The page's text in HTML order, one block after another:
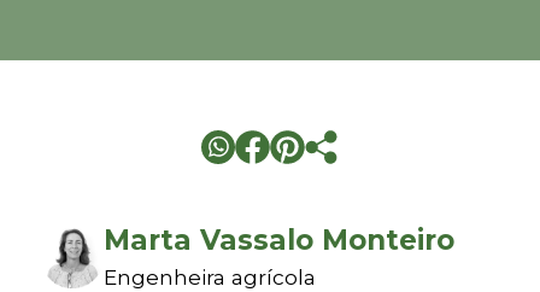
Marta Vassalo Monteiro
Engenheira agrícola